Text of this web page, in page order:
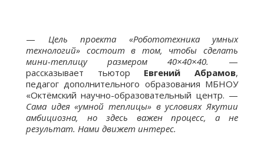
— Цель проекта «Робототехника умных
технологий» состоит в том, чтобы сделать
мини-теплицу размером 40×40×40. —
рассказывает тьютор Евгений Абрамов,
педагог дополнительного образования МБНОУ
«Октёмский научно-образовательный центр. —
Сама идея «умной теплицы» в условиях Якутии
амбициозна, но здесь важен процесс, а не
результат. Нами движет интерес.